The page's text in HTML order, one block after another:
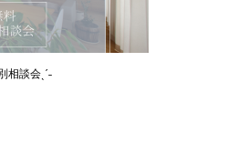
相談会ˎˊ˗